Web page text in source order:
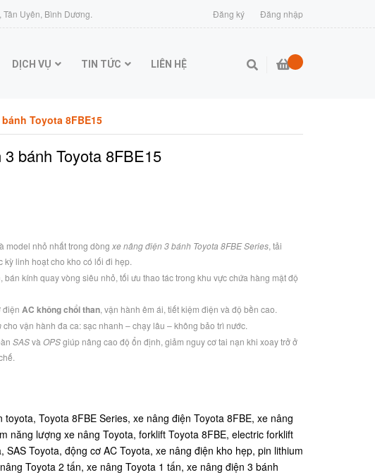
Uyên, Bình Dương. Đăng ký Đăng nhập
DỊCH VỤ TIN TỨC LIÊN HỆ
Toyota 8FBE15
bánh Toyota 8FBE15
model nhỏ nhất trong dòng xe nâng điện 3 bánh Toyota 8FBE Series, tải
kỳ linh hoạt cho kho có lối đi hẹp.
bán kính quay vòng siêu nhỏ, tối ưu thao tác trong khu vực chứa hàng mật độ
điện AC không chổi than, vận hành êm ái, tiết kiệm điện và độ bền cao.
cho vận hành đa ca: sạc nhanh – chạy lâu – không bảo trì nước.
SASvà OPSgiúp nâng cao độ ổn định, giảm nguy cơ tai nạn khi xoay trở ở
toyota, Toyota 8FBE Series, xe nâng điện Toyota 8FBE, xe nâng
năng lượng xe nâng Toyota, forklift Toyota 8FBE, electric forklift
SAS Toyota, động cơ AC Toyota, xe nâng điện kho hẹp, pin lithium
Toyota 2 tấn, xe nâng Toyota 1 tấn, xe nâng điện 3 bánh